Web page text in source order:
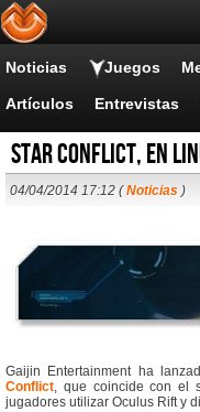
Noticias Juegos
Artículos Entrevistas
Star Conflict, en
04/04/2014 17:12 (Noticias )
Gaijin Entertainment ha
Conflict, que coincide con el
jugadores utilizar Oculus Rift y